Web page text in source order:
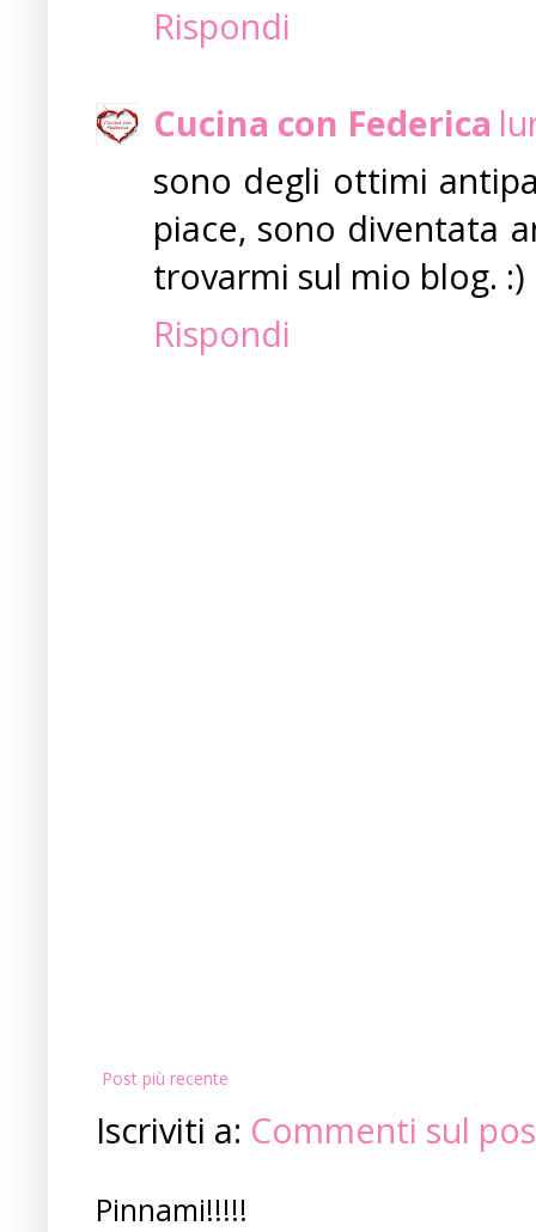
Rispondi
Cucina con Federica
sono degli ottimi
piace, sono diventata
trovarmi sul mio blog. :)
Rispondi
Post più recente
Iscriviti a: Commenti sul
Pinnami!!!!!